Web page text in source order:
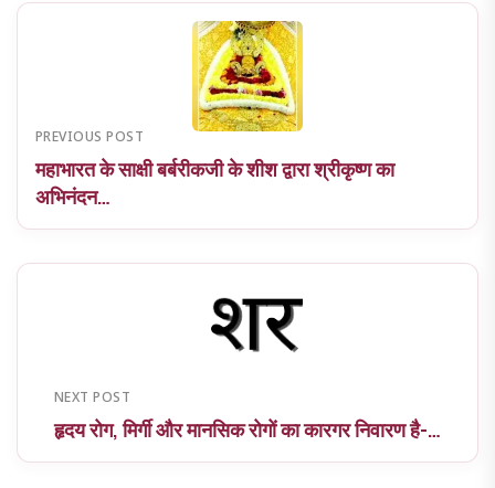
PREVIOUS POST
महाभारत के साक्षी बर्बरीकजी के शीश द्वारा श्रीकृष्ण का
अभिनंदन…
NEXT POST
हृदय रोग, मिर्गी और मानसिक रोगों का कारगर निवारण है-…